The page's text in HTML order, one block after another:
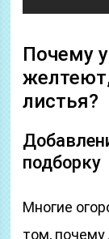
Почему
листья?
подборку
Многие
том,